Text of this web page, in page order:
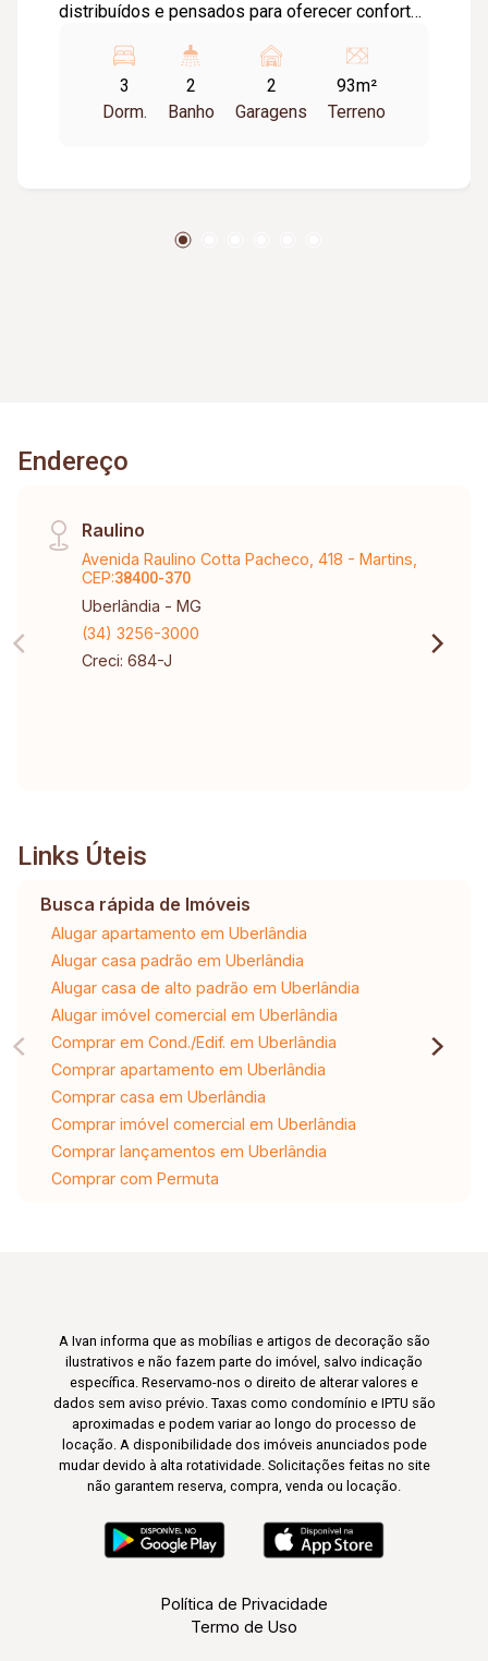
distribuídos e pensados para oferecer conforto
área construída total de 185,80 m² em um
terreno de 92,90 m². No pavimento superior,
conta com 03 quartos, sendo 01 suíte. A suíte e
aconchegante, sala de TV com possibilidade de
aproveitamento dos ambientes.
3
Dorm.
2
Banho
2
Garagens
93m²
Terreno
Endereço
Raulino
Avenida Raulino Cotta Pacheco, 418 - Martins,
CEP:38400-370
Uberlândia - MG
(34) 3256-3000
Creci: 684-J
Links Úteis
Busca rápida de Imóveis
Alugar apartamento em Uberlândia
Alugar casa padrão em Uberlândia
Alugar casa de alto padrão em Uberlândia
Alugar imóvel comercial em Uberlândia
Comprar em Cond./Edif. em Uberlândia
Comprar apartamento em Uberlândia
Comprar casa em Uberlândia
Comprar imóvel comercial em Uberlândia
Comprar lançamentos em Uberlândia
Comprar com Permuta
A Ivan informa que as mobílias e artigos de decoração são
ilustrativos e não fazem parte do imóvel, salvo indicação
específica. Reservamo-nos o direito de alterar valores e
dados sem aviso prévio. Taxas como condomínio e IPTU são
aproximadas e podem variar ao longo do processo de
locação. A disponibilidade dos imóveis anunciados pode
mudar devido à alta rotatividade. Solicitações feitas no site
não garantem reserva, compra, venda ou locação.
Política de Privacidade
Termo de Uso